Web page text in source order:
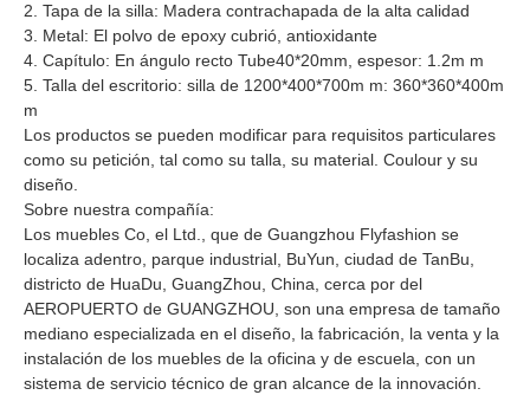
2. Tapa de la silla: Madera contrachapada de la alta calidad
3. Metal: El polvo de epoxy cubrió, antioxidante
4. Capítulo: En ángulo recto Tube40*20mm, espesor: 1.2m m
5. Talla del escritorio: silla de 1200*400*700m m: 360*360*400m
m
Los productos se pueden modificar para requisitos particulares
como su petición, tal como su talla, su material. Coulour y su
diseño.
Sobre nuestra compañía:
Los muebles Co, el Ltd., que de Guangzhou Flyfashion se
localiza adentro, parque industrial, BuYun, ciudad de TanBu,
districto de HuaDu, GuangZhou, China, cerca por del
AEROPUERTO de GUANGZHOU, son una empresa de tamaño
mediano especializada en el diseño, la fabricación, la venta y la
instalación de los muebles de la oficina y de escuela, con un
sistema de servicio técnico de gran alcance de la innovación.